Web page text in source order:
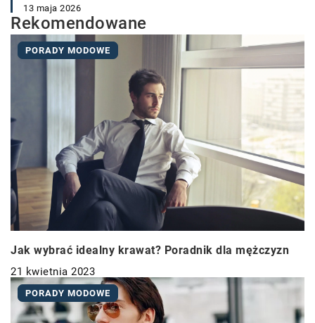
13 maja 2026
Rekomendowane
PORADY MODOWE
Jak wybrać idealny krawat? Poradnik dla mężczyzn
21 kwietnia 2023
PORADY MODOWE